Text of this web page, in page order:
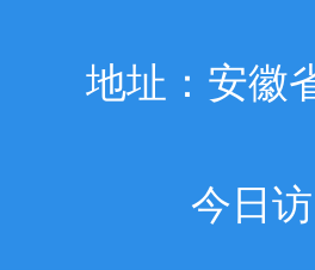
地址：安徽
今日